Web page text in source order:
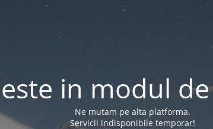
in modul
Ne mutam pe alta platforma.
Servicii indisponibile temporar!